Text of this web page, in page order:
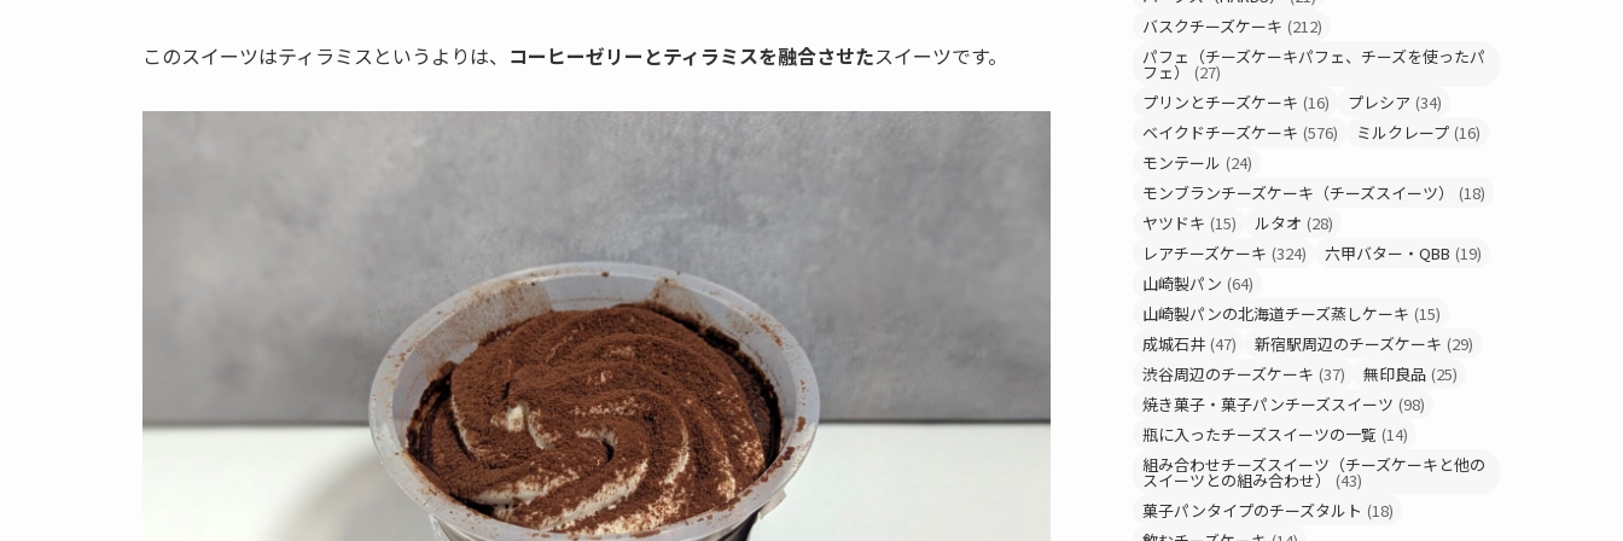
このスイーツはティラミスというよりは、 コーヒーゼリーとティラミスを融合させたスイーツです。
バスクチーズケーキ (212)
パフェ（チーズケーキパフェ、チーズを使ったパ
フェ） (27)
プリンとチーズケーキ (16) プレシア (34)
ベイクドチーズケーキ (576) ミルクレープ (16)
モンテール (24)
モンブランチーズケーキ（チーズスイーツ）
(18)
ヤツドキ (15) ルタオ (28)
レアチーズケーキ (324) 六甲バター・QBB (19)
山崎製パン (64)
山崎製パンの北海道チーズ蒸しケーキ (15)
成城石井 (47) 新宿駅周辺のチーズケーキ (29)
渋谷周辺のチーズケーキ (37) 無印良品 (25)
焼き菓子・菓子パンチーズスイーツ (98)
瓶に入ったチーズスイーツの一覧 (14)
組み合わせチーズスイーツ（チーズケーキと他の
スイーツとの組み合わせ）
(43)
菓子パンタイプのチーズタルト (18)